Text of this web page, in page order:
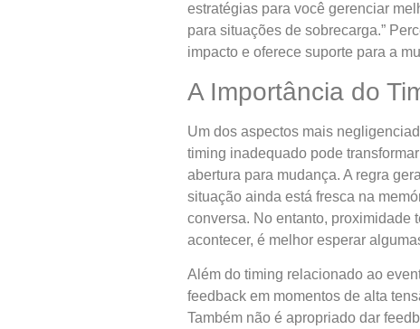
estratégias para você gerenciar
para situações de sobrecarga.”
impacto e oferece suporte para a
A Importância do
Um dos aspectos mais
timing inadequado pode
abertura para mudança. A regra
situação ainda está fresca na
conversa. No entanto, proximidade
acontecer, é melhor esperar
Além do timing relacionado ao
feedback em momentos de alta
Também não é apropriado dar